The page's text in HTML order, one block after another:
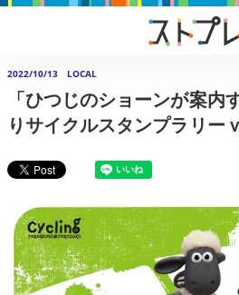
2022/10/13 LOCAL
「ひつじのショーンが案内
りサイクルスタンプラリー